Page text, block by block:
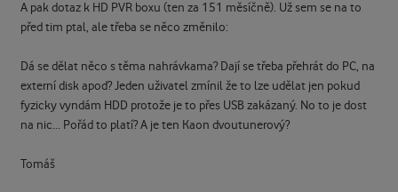
A pak dotaz k HD PVR boxu (ten za 151 měsíčně). Už sem se na to
před tim ptal, ale třeba se něco změnilo:
Dá se dělat něco s těma nahrávkama? Dají se třeba přehrát do PC, na
externí disk apod? Jeden uživatel zmínil že to lze udělat jen pokud
fyzicky vyndám HDD protože je to přes USB zakázaný. No to je dost
na nic... Pořád to platí? A je ten Kaon dvoutunerový?
Tomáš